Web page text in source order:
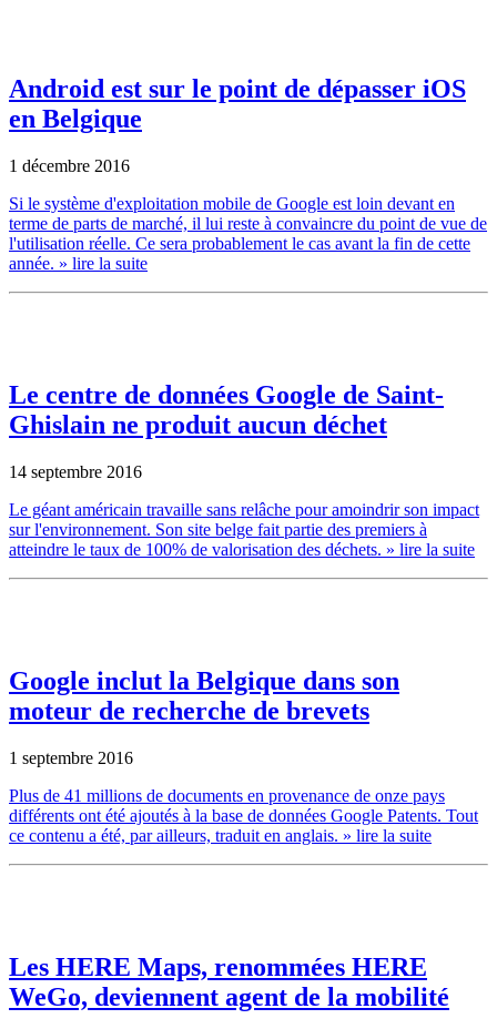
Android est sur le point de dépasser iOS
en Belgique
1 décembre 2016
Si le système d'exploitation mobile de Google est loin devant en
terme de parts de marché, il lui reste à convaincre du point de vue de
l'utilisation réelle. Ce sera probablement le cas avant la fin de cette
année. » lire la suite
Le centre de données Google de Saint-
Ghislain ne produit aucun déchet
14 septembre 2016
Le géant américain travaille sans relâche pour amoindrir son impact
sur l'environnement. Son site belge fait partie des premiers à
atteindre le taux de 100% de valorisation des déchets. » lire la suite
Google inclut la Belgique dans son
moteur de recherche de brevets
1 septembre 2016
Plus de 41 millions de documents en provenance de onze pays
différents ont été ajoutés à la base de données Google Patents. Tout
ce contenu a été, par ailleurs, traduit en anglais. » lire la suite
Les HERE Maps, renommées HERE
WeGo, deviennent agent de la mobilité